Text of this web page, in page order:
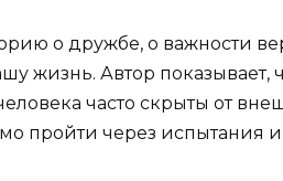
о дружбе, о важности
жизнь. Автор показывает,
часто скрыты от
пройти через испытания